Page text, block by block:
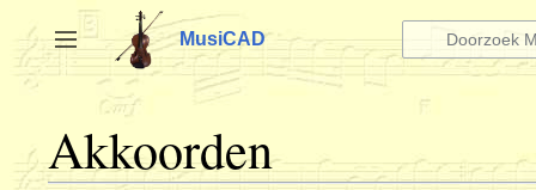
inhoud
springen
Zijbalk omschakelen
MusiCAD
Akkoorden